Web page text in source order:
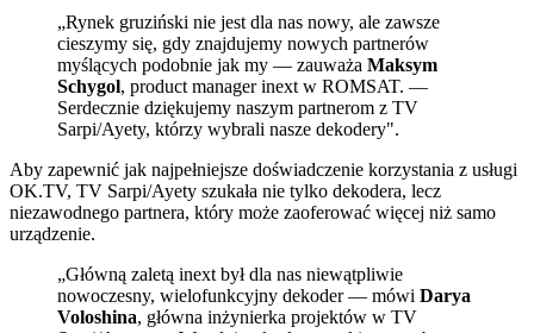
„Rynek gruziński nie jest dla nas nowy, ale zawsze
cieszymy się, gdy znajdujemy nowych partnerów
myślących podobnie jak my — zauważa Maksym
Schygol, product manager inext w ROMSAT. —
Serdecznie dziękujemy naszym partnerom z TV
Sarpi/Ayety, którzy wybrali nasze dekodery".
Aby zapewnić jak najpełniejsze doświadczenie korzystania z usługi
OK.TV, TV Sarpi/Ayety szukała nie tylko dekodera, lecz
niezawodnego partnera, który może zaoferować więcej niż samo
urządzenie.
„Główną zaletą inext był dla nas niewątpliwie
nowoczesny, wielofunkcyjny dekoder — mówi Darya
Voloshina, główna inżynierka projektów w TV